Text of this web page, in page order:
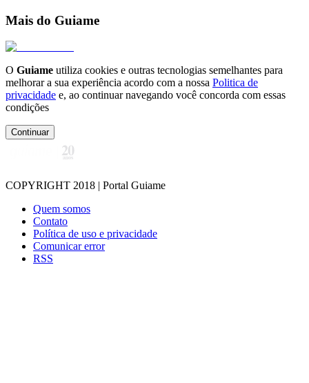
Mais do Guiame
O Guiame utiliza cookies e outras tecnologias semelhantes para
melhorar a sua experiência acordo com a nossa Politica de
privacidade e, ao continuar navegando você concorda com essas
condições
Continuar
COPYRIGHT 2018 | Portal Guiame
Quem somos
Contato
Política de uso e privacidade
Comunicar error
RSS